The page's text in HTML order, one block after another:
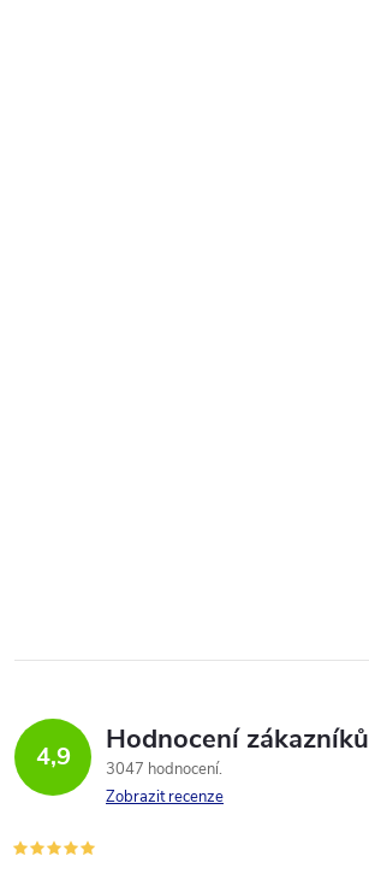
4,9 Hodnocení zákazníků
3047 hodnocení
Zobrazit recenze